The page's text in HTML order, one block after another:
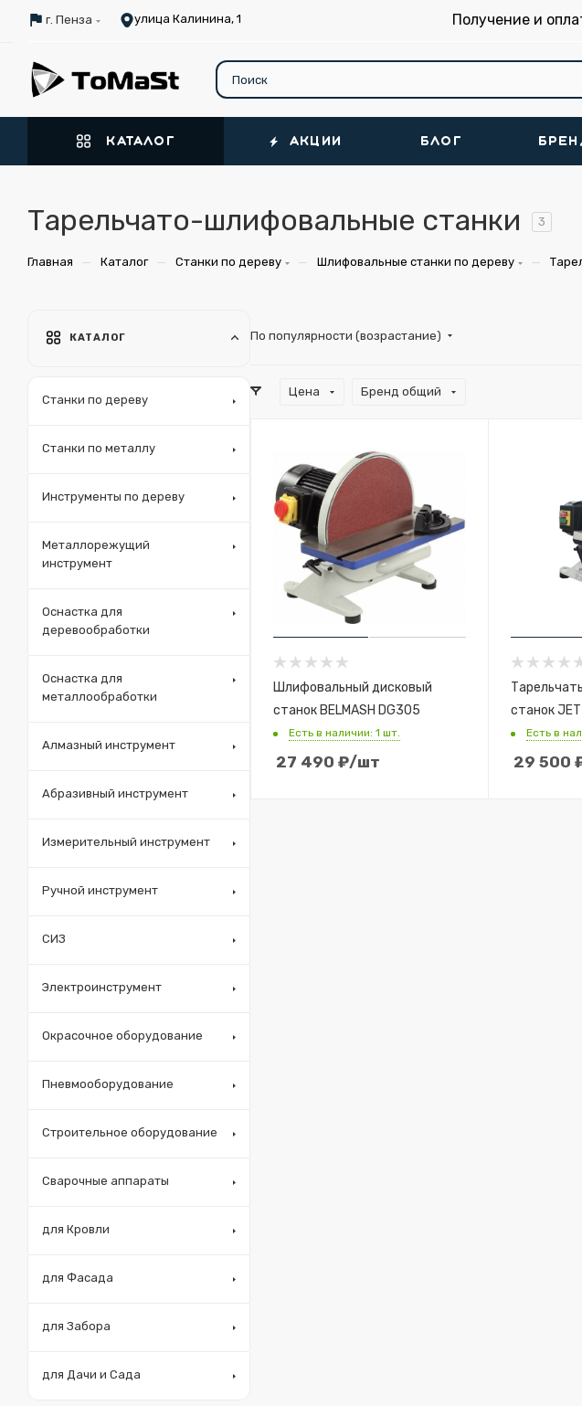
г. Пенза улица Калинина, 1 Получение и
КАТАЛОГ АКЦИИ БЛОГ
Тарельчато-шлифовальные станки 3
Главная — Каталог — Станки по дереву — Шлифовальные станки по дереву —
По популярности (возрастание)
Цена Бренд общий
Шлифовальный дисковый
станок BELMASH DG305
Есть в наличии: 1 шт.
27 490 ₽/шт
станок
Есть в
29 500
КАТАЛОГ
Станки по дереву
Станки по металлу
Инструменты по дереву
Металлорежущий
инструмент
Оснастка для
деревообработки
Оснастка для
металлообработки
Алмазный инструмент
Абразивный инструмент
Измерительный инструмент
Ручной инструмент
СИЗ
Электроинструмент
Окрасочное оборудование
Пневмооборудование
Строительное оборудование
Сварочные аппараты
для Кровли
для Фасада
для Забора
для Дачи и Сада